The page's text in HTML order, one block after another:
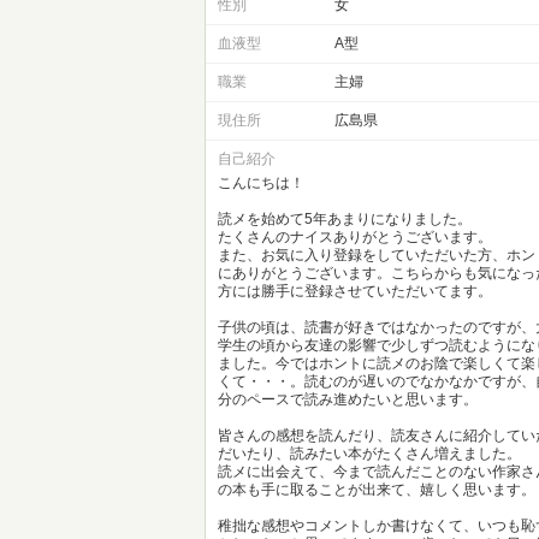
性別 女
血液型 A型
職業 主婦
現住所 広島県
自己紹介
こんにちは！
読メを始めて5年あまりになりました。
たくさんのナイスありがとうございます。
また、お気に入り登録をしていただいた方、ホン
にありがとうございます。こちらからも気になっ
方には勝手に登録させていただいてます。
子供の頃は、読書が好きではなかったのですが、
学生の頃から友達の影響で少しずつ読むようにな
ました。今ではホントに読メのお陰で楽しくて楽
くて・・・。読むのが遅いのでなかなかですが、
分のペースで読み進めたいと思います。
皆さんの感想を読んだり、読友さんに紹介してい
だいたり、読みたい本がたくさん増えました。
読メに出会えて、今まで読んだことのない作家さ
の本も手に取ることが出来て、嬉しく思います
稚拙な感想やコメントしか書けなくて、いつも恥